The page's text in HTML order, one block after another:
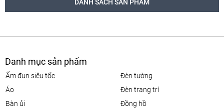
DANH SÁCH SẢN PHẨM
Danh mục sản phẩm
ấm đun siêu tốc
áo
bàn ủi
đèn tường
đèn trang trí
đồng hồ